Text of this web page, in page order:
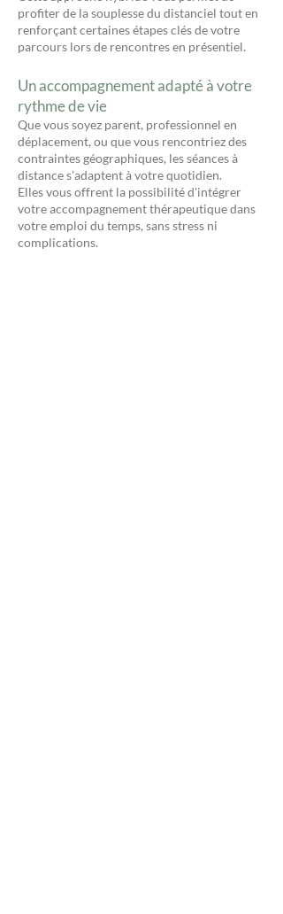
profiter de la souplesse du distanciel tout en
renforçant certaines étapes clés de votre
parcours lors de rencontres en présentiel.
Un accompagnement adapté à votre
rythme de vie
Que vous soyez parent, professionnel en
déplacement, ou que vous rencontriez des
contraintes géographiques, les séances à
distance s'adaptent à votre quotidien.
Elles vous offrent la possibilité d'intégrer
votre accompagnement thérapeutique dans
votre emploi du temps, sans stress ni
complications.